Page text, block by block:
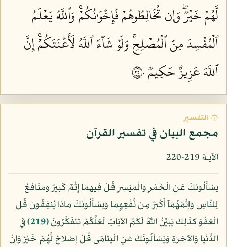
لَّهُمۡ خَيۡرٞۖ وَإِن تُخَالِطُوهُمۡ فَإِخۡوَٰنُكُمۡۚ وَٱللَّهُ يَعۡلَمُ
ٱلۡمُفۡسِدَ مِنَ ٱلۡمُصۡلِحِۚ وَلَوۡ شَآءَ ٱللَّهُ لَأَعۡنَتَكُمۡۚ إِنَّ
ٱللَّهَ عَزِيزٌ حَكِيمٞ ٢٢٠
۞ التفسير
مجمع البيان في تفسير القرآن
الآيـة 219-220
يَسْأَلُونَكَ عَنِ الْخَمْرِ وَالْمَيْسِرِ قُلْ فِيهِمَا إِثْمٌ كَبِيرٌ وَمَنَافِعُ
لِلنَّاسِ وَإِثْمُهُمَآ أَكْبَرُ مِن نَّفْعِهِمَا وَيَسْأَلُونَكَ مَاذَا يُنفِقُونَ قُلِ
الْعَفْوَ كَذَلِكَ يُبيِّنُ اللّهُ لَكُمُ الآيَاتِ لَعَلَّكُمْ تَتَفَكَّرُونَ﴿219﴾
فِي
الدُّنْيَا وَالآخِرَةِ وَيَسْأَلُونَكَ عَنِ الْيَتَامَى قُلْ إِصْلاَحٌ لَّهُمْ خَيْرٌ وَإِنْ